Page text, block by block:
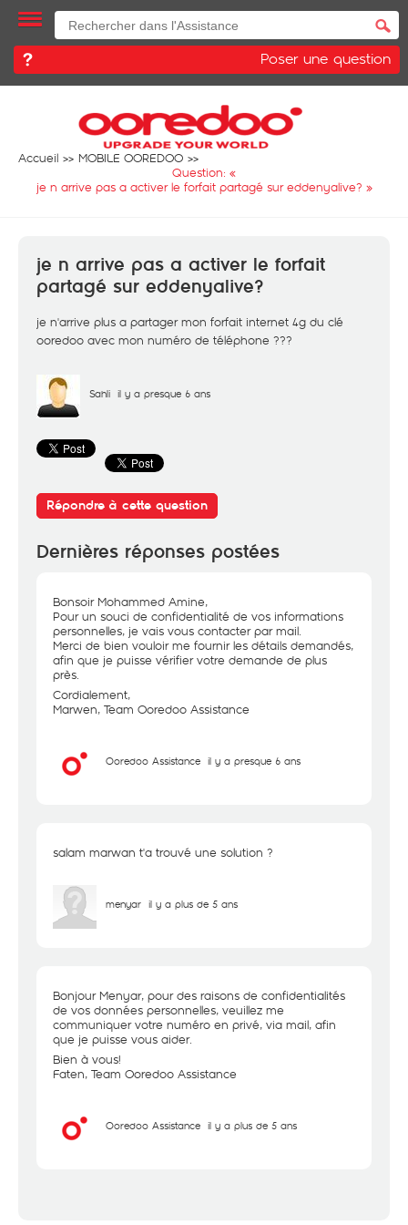
Poser une question
Accueil
MOBILE OOREDOO
Question: «
je n arrive pas a activer le forfait partagé sur eddenyalive? »
je n arrive pas a activer le forfait
partagé sur eddenyalive?
je n'arrive plus a partager mon forfait internet 4g du clé
ooredoo avec mon numéro de téléphone ???
Sahli il y a presque 6 ans
Répondre à cette question
Dernières réponses postées
Bonsoir Mohammed Amine,
Pour un souci de confidentialité de vos informations
personnelles, je vais vous contacter par mail.
Merci de bien vouloir me fournir les détails demandés,
afin que je puisse vérifier votre demande de plus
près.
Cordialement,
Marwen, Team Ooredoo Assistance
Ooredoo Assistance il y a presque 6 ans
salam marwan t'a trouvé une solution ?
menyar il y a plus de 5 ans
Bonjour Menyar, pour des raisons de confidentialités
de vos données personnelles, veuillez me
communiquer votre numéro en privé, via mail, afin
que je puisse vous aider.
Bien à vous!
Faten, Team Ooredoo Assistance
Ooredoo Assistance il y a plus de 5 ans